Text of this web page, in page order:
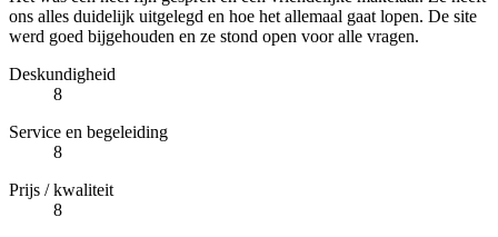
ons alles duidelijk uitgelegd en hoe het allemaal gaat lopen. De site
werd goed bijgehouden en ze stond open voor alle vragen.
Deskundigheid
8
Service en begeleiding
8
Prijs / kwaliteit
8